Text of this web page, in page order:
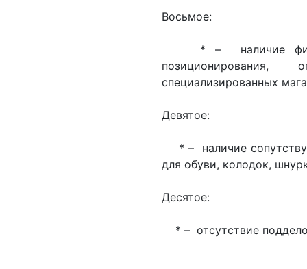
Восьмое:
* – наличие
специализированных
Девятое:
* – наличие
для обуви, колодок,
Десятое:
* – отсутствие